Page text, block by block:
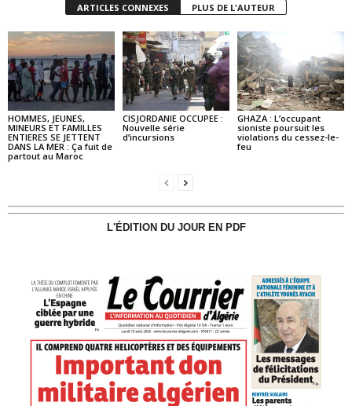
ARTICLES CONNEXES PLUS DE L'AUTEUR
HOMMES, JEUNES,
MINEURS ET FAMILLES
ENTIERES SE JETTENT
DANS LA MER : Ça fuit de
partout au Maroc
CISJORDANIE OCCUPEE :
Nouvelle série
d’incursions
GHAZA : L’occupant
sioniste poursuit les
violations du cessez-le-
feu
L'ÉDITION DU JOUR EN PDF